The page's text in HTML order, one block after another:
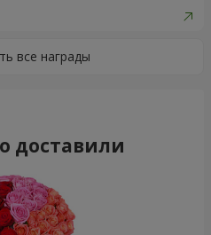
доставили